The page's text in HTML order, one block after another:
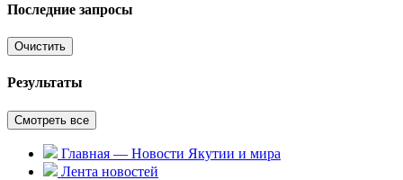
Последние запросы
Очистить
Результаты
Смотреть все
Главная — Новости Якутии и мира
Лента новостей